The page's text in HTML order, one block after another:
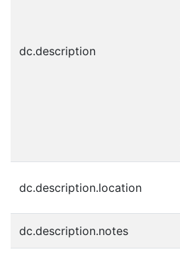
dc.description
dc.description.location
dc.description.notes